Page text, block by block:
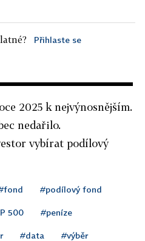
Přihlaste se
2025 k nejvýnosnějším.
nedařilo.
vybírat podílový
#podílový fond
500 #peníze
#data #výběr